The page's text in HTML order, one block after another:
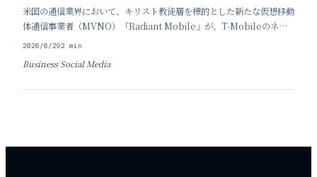
米国の通信業界において、キリスト教徒層を標的とした新たな仮想移動
体通信事業者（MVNO）「Radiant Mobile」が、T-Mobileのネッ
トワーク回線を借り受けて2026年5月5日にサービスを開始した。 こ
きないネットワークレベ
2026/6/292 min
Business/Social Media